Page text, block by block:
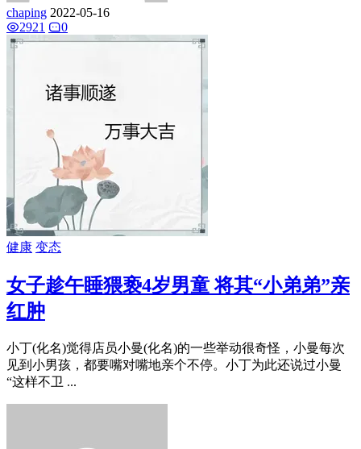
chaping 2022-05-16
2921
0
健康 变态
女子趁午睡猥亵4岁男童 将其“小弟弟”亲
红肿
小丁(化名)觉得店员小曼(化名)的一些举动很奇怪，小曼每次
见到小男孩，都要嘴对嘴地亲个不停。小丁为此还说过小曼
“这样不卫 ...